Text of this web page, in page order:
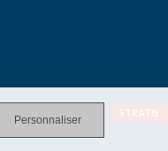
Personnaliser
STRATIS